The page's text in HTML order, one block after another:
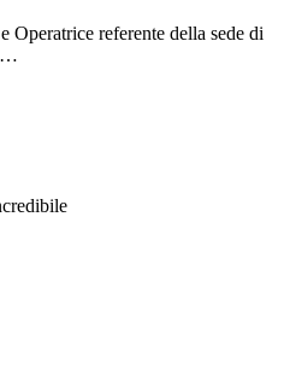
Operatrice referente della sede di